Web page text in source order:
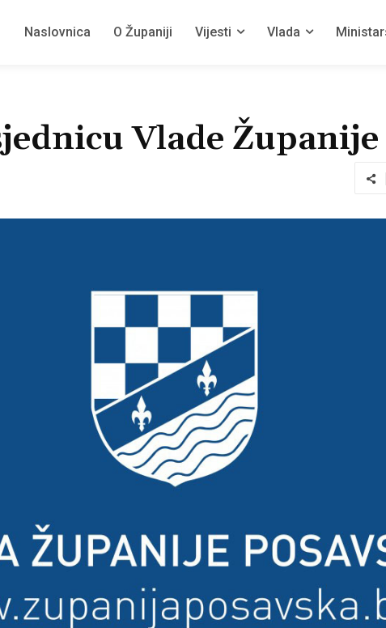
Naslovnica O Županiji Vijesti Vlada
Vlade Županije